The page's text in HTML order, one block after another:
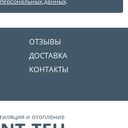
ОТЗЫВЫ
ДОСТАВКА
КОНТАКТЫ